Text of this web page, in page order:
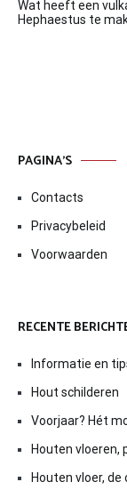
navigatie
Wat heeft een
Hephaestus te
PAGINA’S
Contacts
Privacybeleid
Voorwaarden
RECENTE
Informatie en
Hout schilderen
Voorjaar? Hét
Houten vloeren,
Houten vloer,